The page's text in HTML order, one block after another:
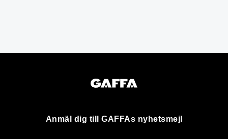
Anmäl dig till GAFFAs nyhetsmejl